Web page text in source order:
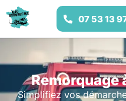
07 53 13
Remorquage
Simplifiez vos